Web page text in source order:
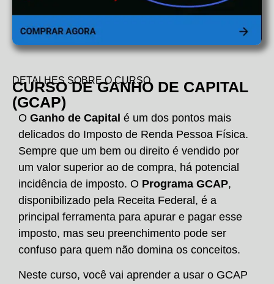
DETALHES SOBRE O CURSO
CURSO DE GANHO DE CAPITAL
(GCAP)
O Ganho de Capital é um dos pontos mais
delicados do Imposto de Renda Pessoa Física.
Sempre que um bem ou direito é vendido por
um valor superior ao de compra, há potencial
incidência de imposto. O Programa GCAP,
disponibilizado pela Receita Federal, é a
principal ferramenta para apurar e pagar esse
imposto, mas seu preenchimento pode ser
confuso para quem não domina os conceitos.
Neste curso, você vai aprender a usar o GCAP